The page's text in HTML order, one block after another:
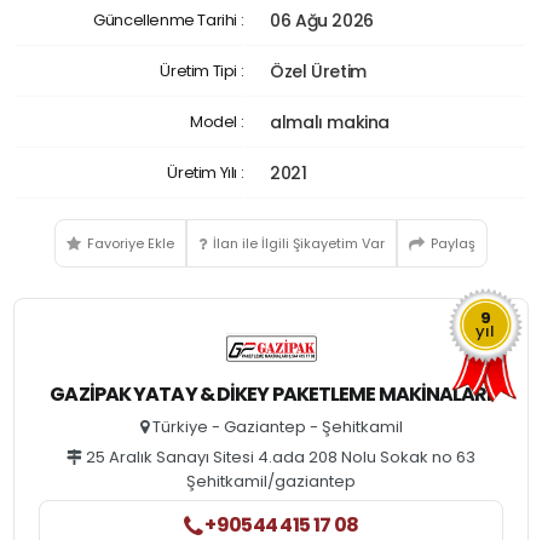
Güncellenme Tarihi : 06 Ağu 2026
Üretim Tipi : Özel Üretim
Model : almalı makina
Üretim Yılı : 2021
Favoriye Ekle İlan ile İlgili Şikayetim Var Paylaş
9
yıl
GAZIPAK YATAY & DIKEY PAKETLEME MAKINALARI
Türkiye - Gaziantep - Şehitkamil
25 Aralık Sanayı Sitesi 4.ada 208 Nolu Sokak no 63
Şehitkamil/gaziantep
+90544 415 17 08